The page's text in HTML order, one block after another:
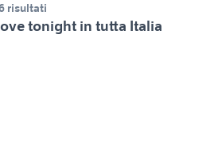
risultati
tonight in tutta Italia